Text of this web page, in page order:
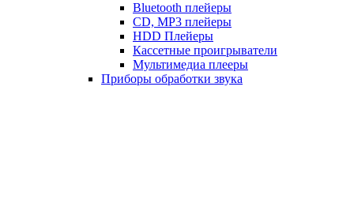
Bluetooth плейеры
CD, MP3 плейеры
HDD Плейеры
Кассетные проигрыватели
Мультимедиа плееры
Приборы обработки звука